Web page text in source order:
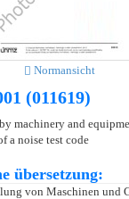
Normansicht
(011619)
machinery and
a noise test code
übersetzung:
von Maschinen und